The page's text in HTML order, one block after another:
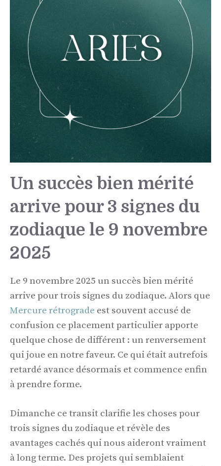
Un succès bien mérité
arrive pour 3 signes du
zodiaque le 9 novembre
2025
Le 9 novembre 2025 un succès bien mérité
arrive pour trois signes du zodiaque. Alors que
Mercure rétrograde est souvent accusé de
confusion ce placement particulier apporte
quelque chose de différent : un renversement
qui joue en notre faveur. Ce qui était autrefois
retardé avance désormais et commence enfin
à prendre forme.
Dimanche ce transit clarifie les choses pour
trois signes du zodiaque et révèle des
avantages cachés qui nous aideront vraiment
à long terme. Des projets qui semblaient